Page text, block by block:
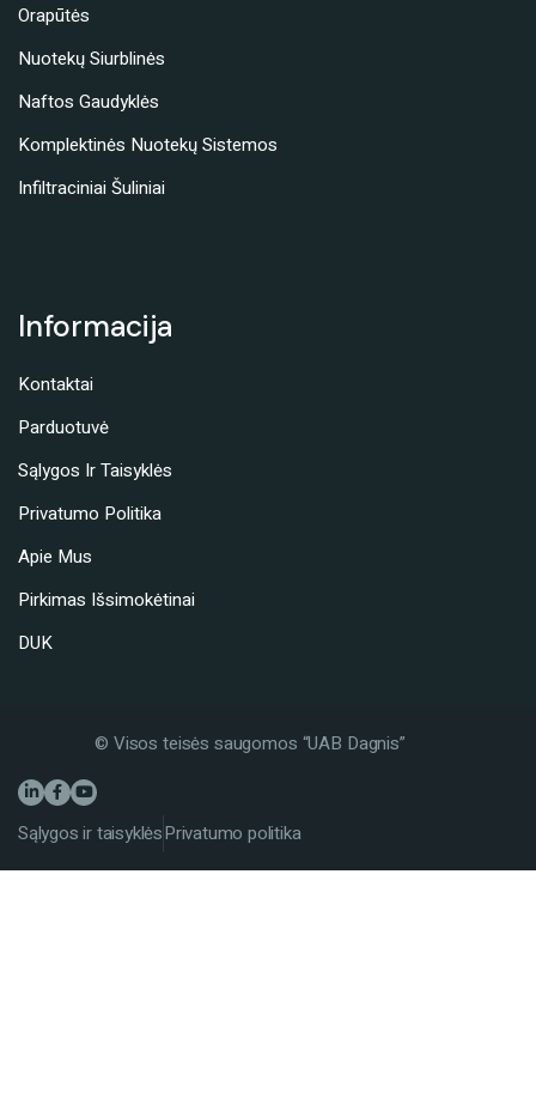
Orapūtės
Nuotekų Siurblinės
Naftos Gaudyklės
Komplektinės Nuotekų Sistemos
Infiltraciniai Šuliniai
Informacija
Kontaktai
Parduotuvė
Sąlygos Ir Taisyklės
Privatumo Politika
Apie Mus
Pirkimas Išsimokėtinai
DUK
© Visos teisės saugomos “UAB Dagnis”
Sąlygos ir taisyklėsPrivatumo politika